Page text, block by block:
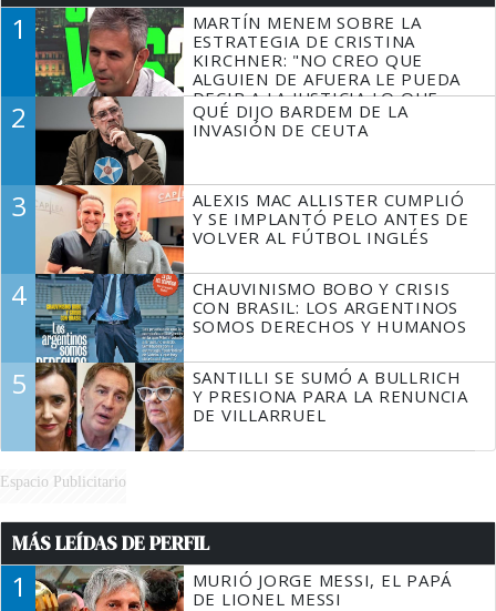
1
MARTÍN MENEM SOBRE LA
ESTRATEGIA DE CRISTINA
KIRCHNER: "NO CREO QUE
ALGUIEN DE AFUERA LE PUEDA
DECIR A LA JUSTICIA LO QUE
TIENE QUE HACER"
2
QUÉ DIJO BARDEM DE LA
INVASIÓN DE CEUTA
3
ALEXIS MAC ALLISTER CUMPLIÓ
Y SE IMPLANTÓ PELO ANTES DE
VOLVER AL FÚTBOL INGLÉS
4
CHAUVINISMO BOBO Y CRISIS
CON BRASIL: LOS ARGENTINOS
SOMOS DERECHOS Y HUMANOS
5
SANTILLI SE SUMÓ A BULLRICH
Y PRESIONA PARA LA RENUNCIA
DE VILLARRUEL
Espacio Publicitario
MÁS LEÍDAS DE PERFIL
1
MURIÓ JORGE MESSI, EL PAPÁ
DE LIONEL MESSI